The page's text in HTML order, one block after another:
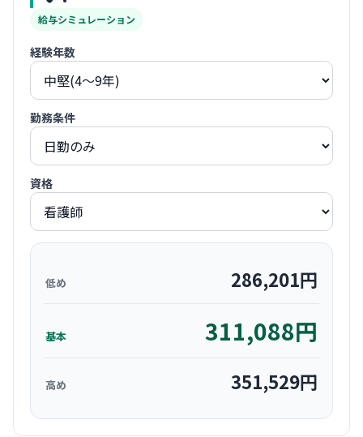
給与シミュレーション
経験年数
勤務条件
資格
低め 286,201円
基本 311,088円
高め 351,529円